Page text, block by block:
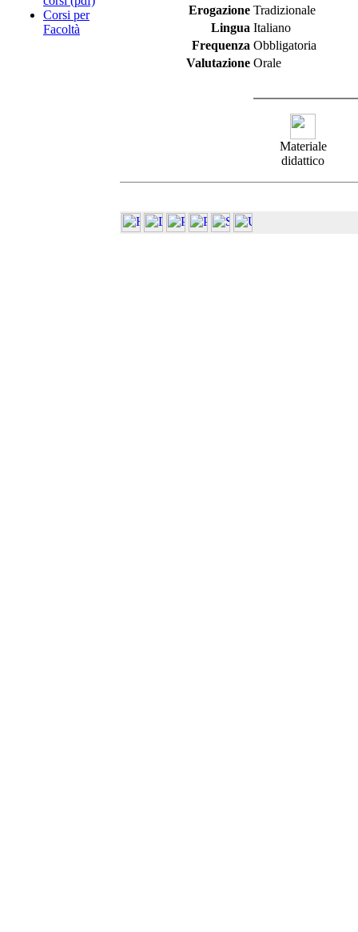
Corsi per
Facoltà
Erogazione Tradizionale
Lingua Italiano
Frequenza Obbligatoria
Valutazione Orale
Materiale
didattico